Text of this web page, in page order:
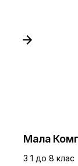
Мала
З 1 до 8 клас